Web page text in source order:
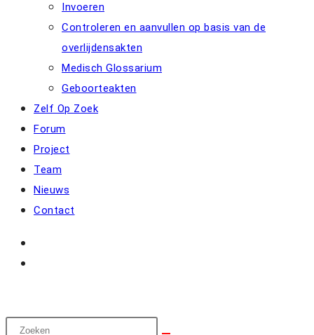
Invoeren
Controleren en aanvullen op basis van de
overlijdensakten
Medisch Glossarium
Geboorteakten
Zelf Op Zoek
Forum
Project
Team
Nieuws
Contact